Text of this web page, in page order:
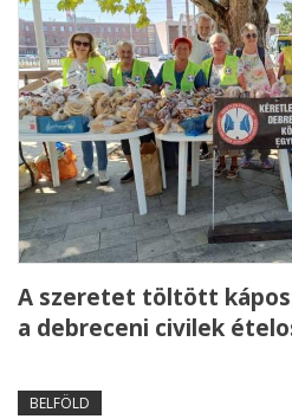
A szeretet töltött
a debreceni civilek
BELFÖLD